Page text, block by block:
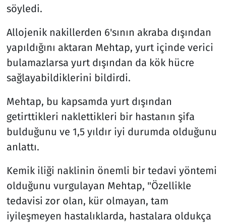
söyledi.
Allojenik nakillerden 6'sının akraba dışından
yapıldığını aktaran Mehtap, yurt içinde verici
bulamazlarsa yurt dışından da kök hücre
sağlayabildiklerini bildirdi.
Mehtap, bu kapsamda yurt dışından
getirttikleri naklettikleri bir hastanın şifa
bulduğunu ve 1,5 yıldır iyi durumda olduğunu
anlattı.
Kemik iliği naklinin önemli bir tedavi yöntemi
olduğunu vurgulayan Mehtap, "Özellikle
tedavisi zor olan, kür olmayan, tam
iyileşmeyen hastalıklarda, hastalara oldukça